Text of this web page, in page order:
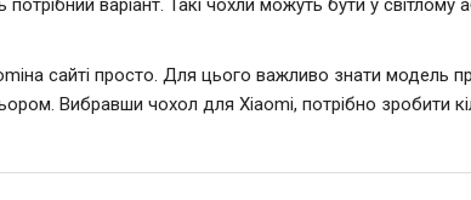
потрібний варіант. Такі чохли можуть бути у
на сайті просто. Для цього важливо знати модель
Вибравши чохол для Xiaomi, потрібно зробити